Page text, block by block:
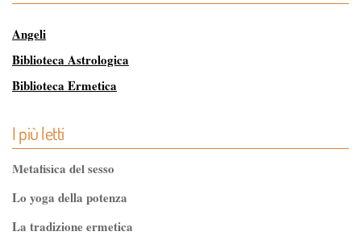
Angeli
Biblioteca Astrologica
Biblioteca Ermetica
Biblioteca dei Misteri
Classici dell'Occulto
I più letti
Metafisica del sesso
Lo yoga della potenza
La tradizione ermetica